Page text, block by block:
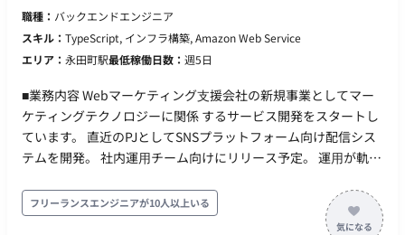
ラム 〇スプリントレビュー（出社。半⽉に1度） 〇スプリ
ントレトロスペクティブ ▼同期コミュニケーション：Gather
〇バーチャルオフィスに出社 〇⾮同期コミュニケーショ
ン：Figma, miro 〇プロジェクト管理：Notion 〇開発⽣産
性改善：Findy Team+ 〇グループウェア：
GoogleWorkspace(Gmail, GoogleCalendar, SpreadSheet）
〇モブプロ‧ペアプロ ■会社・求人の魅力 〇新規プロダクトと
に関わらず、設計‧実装‧コードレビューに関われるフラットな組
織です 〇リモートメインの環境。開発‧スキルアップに注⼒で
職種： バックエンドエンジニア
スキル： TypeScript, インフラ構築, Amazon Web Service
エリア： 永田町駅最低稼働日数： 週5日
■業務内容 Webマーケティング⽀援会社の新規事業としてマー
ケティングテクノロジーに関係 するサービス開発をスタートし
ています。 直近のPJとしてSNSプラットフォーム向け配信シス
テムを開発。 社内運⽤チーム向けにリリース予定。 運⽤が軌道
直後はバックエンド領域を担当していただき、その後はフロン
トエンドやインフラなど他の領域の挑戦も可能です。 ■実装範
フリーランスエンジニアが10人以上いる